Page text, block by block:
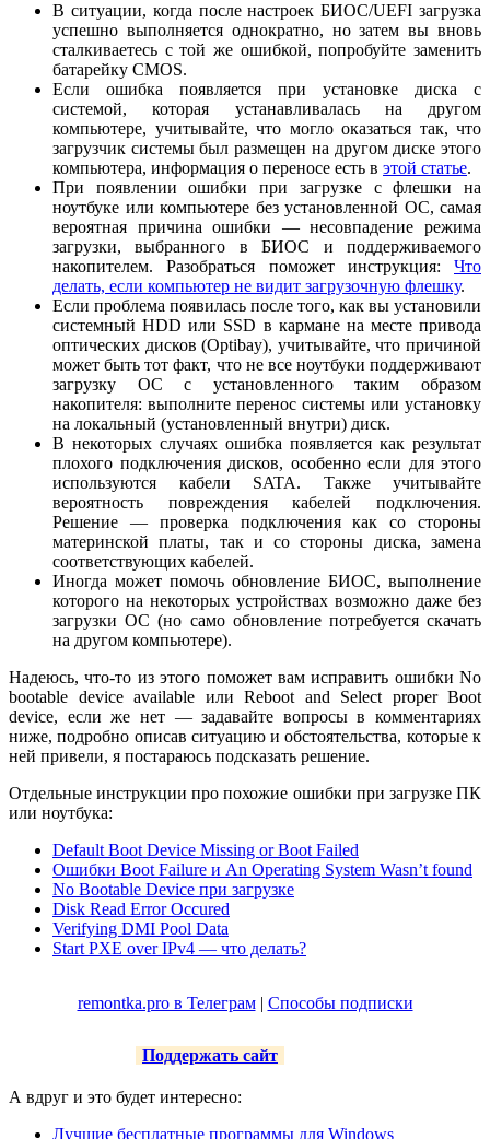
В ситуации, когда после настроек БИОС/UEFI загрузка
успешно выполняется однократно, но затем вы вновь
сталкиваетесь с той же ошибкой, попробуйте заменить
батарейку CMOS.
Если ошибка появляется при установке диска с
системой, которая устанавливалась на другом
компьютере, учитывайте, что могло оказаться так, что
загрузчик системы был размещен на другом диске этого
компьютера, информация о переносе есть в этой статье.
При появлении ошибки при загрузке с флешки на
ноутбуке или компьютере без установленной ОС, самая
вероятная причина ошибки — несовпадение режима
загрузки, выбранного в БИОС и поддерживаемого
накопителем. Разобраться поможет инструкция: Что
делать, если компьютер не видит загрузочную флешку.
Если проблема появилась после того, как вы установили
системный HDD или SSD в кармане на месте привода
оптических дисков (Optibay), учитывайте, что причиной
может быть тот факт, что не все ноутбуки поддерживают
загрузку ОС с установленного таким образом
накопителя: выполните перенос системы или установку
на локальный (установленный внутри) диск.
В некоторых случаях ошибка появляется как результат
плохого подключения дисков, особенно если для этого
используются кабели SATA. Также учитывайте
вероятность повреждения кабелей подключения.
Решение — проверка подключения как со стороны
материнской платы, так и со стороны диска, замена
соответствующих кабелей.
Иногда может помочь обновление БИОС, выполнение
которого на некоторых устройствах возможно даже без
загрузки ОС (но само обновление потребуется скачать
на другом компьютере).
Надеюсь, что-то из этого поможет вам исправить ошибки No
bootable device available или Reboot and Select proper Boot
device, если же нет — задавайте вопросы в комментариях
ниже, подробно описав ситуацию и обстоятельства, которые к
ней привели, я постараюсь подсказать решение.
Отдельные инструкции про похожие ошибки при загрузке ПК
или ноутбука:
Default Boot Device Missing or Boot Failed
Ошибки Boot Failure и An Operating System Wasn’t found
No Bootable Device при загрузке
Disk Read Error Occured
Verifying DMI Pool Data
Start PXE over IPv4 — что делать?
remontka.pro в Телеграм| Способы подписки
Поддержать сайт
А вдруг и это будет интересно:
Лучшие бесплатные программы для Windows